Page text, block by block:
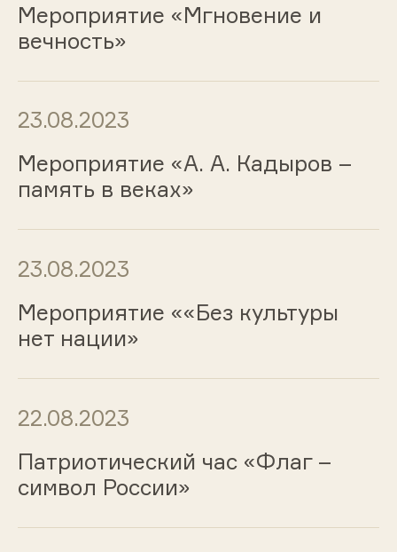
Мероприятие «Мгновение и
вечность»
23.08.2023
Мероприятие «А. А. Кадыров –
память в веках»
23.08.2023
Мероприятие ««Без культуры
нет нации»
22.08.2023
Патриотический час «Флаг –
символ России»